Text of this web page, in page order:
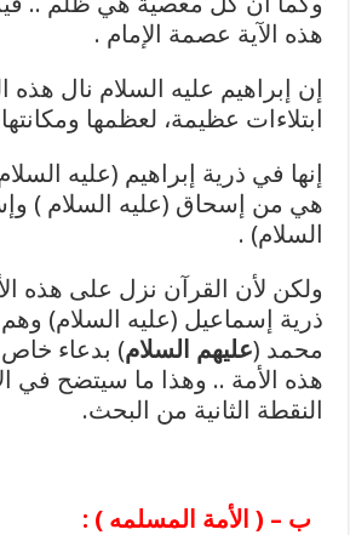
هذه الآية عصمة الإمام .
إن إبراهيم عليه السلام نال هذه
ابتلاءات عظيمة، لعظمها
إنها في ذرية إبراهيم (عليه
هي من إسحاق (عليه السلام )
السلام) .
ولكن لأن القرآن نزل على هذه
ذرية إسماعيل (عليه السلام)
محمد (عليهم السلام) بدعاء خاص
هذه الأمة .. وهذا ما سيتضح في
النقطة الثانية من البحث.
ب – ( الأمة المسلمه ) :